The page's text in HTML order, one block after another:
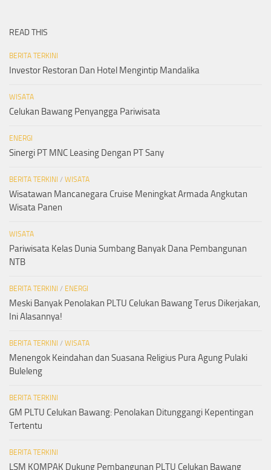
READ THIS
BERITA TERKINI
Investor Restoran Dan Hotel Mengintip Mandalika
WISATA
Celukan Bawang Penyangga Pariwisata
ENERGI
Sinergi PT MNC Leasing Dengan PT Sany
BERITA TERKINI / WISATA
Wisatawan Mancanegara Cruise Meningkat Armada Angkutan
Wisata Panen
WISATA
Pariwisata Kelas Dunia Sumbang Banyak Dana Pembangunan
NTB
BERITA TERKINI / ENERGI
Meski Banyak Penolakan PLTU Celukan Bawang Terus Dikerjakan,
Ini Alasannya!
BERITA TERKINI / WISATA
Menengok Keindahan dan Suasana Religius Pura Agung Pulaki
Buleleng
BERITA TERKINI
GM PLTU Celukan Bawang: Penolakan Ditunggangi Kepentingan
Tertentu
BERITA TERKINI
LSM KOMPAK Dukung Pembangunan PLTU Celukan Bawang